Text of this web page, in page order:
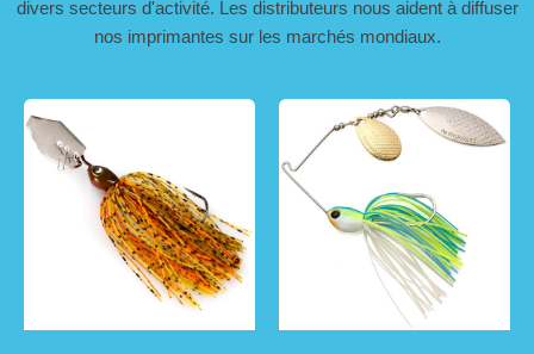
divers secteurs d'activité. Les distributeurs nous aident à diffuser
nos imprimantes sur les marchés mondiaux.